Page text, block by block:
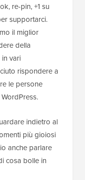
re-pin, +1 su
supportarci.
il miglior
della
vari
rispondere a
le persone
indietro al
più gioiosi
anche parlare
cosa bolle in